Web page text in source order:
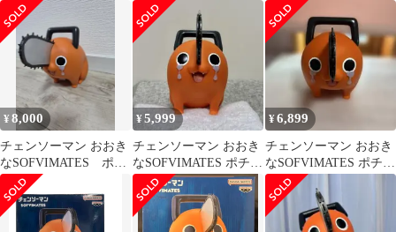
は泣きながら俺を待っ
ていた
¥8,000
チェンソーマン おおき
なSOFVIMATES ポチ
タは泣きながら俺を待
っていた
¥5,999
チェンソーマン おおき
なSOFVIMATES ポチタ
は泣きながら俺を待っ
ていた
¥6,899
チェンソーマン おおき
なSOFVIMATES ポチタ
は泣きながら俺を待っ
ていた